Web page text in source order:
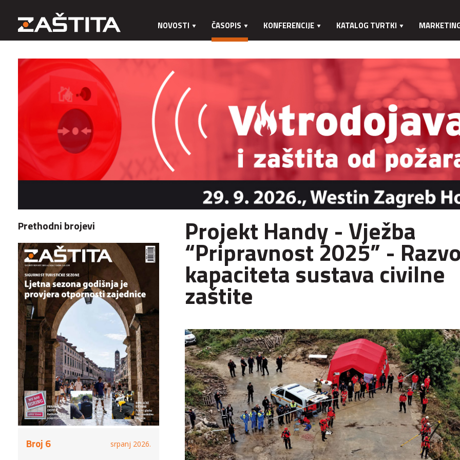
NOVOSTI ČASOPIS KONFERENCIJE KATALOG TVRTKI
Prethodni brojevi
Broj 6 srpanj 2026.
Projekt Handy - Vježba
“Pripravnost 2025” -
kapaciteta sustava civilne
zaštite